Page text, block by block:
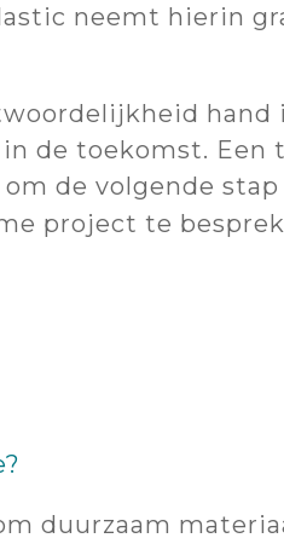
neemt hierin
hand
de toekomst. Een
de volgende
project te
duurzaam